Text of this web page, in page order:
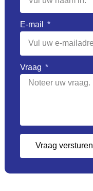
E-mail
Vraag
Vraag versturen